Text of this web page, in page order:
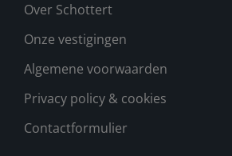
Over Schottert
Onze vestigingen
Algemene voorwaarden
Privacy policy & cookies
Contactformulier